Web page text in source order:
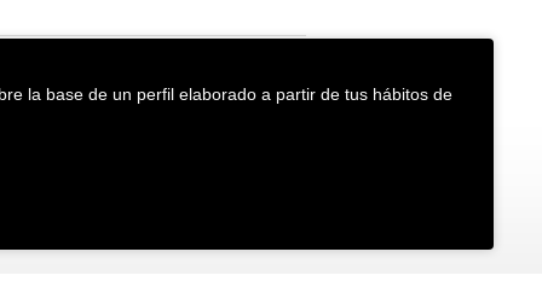
la base de un perfil elaborado a partir de tus hábitos de